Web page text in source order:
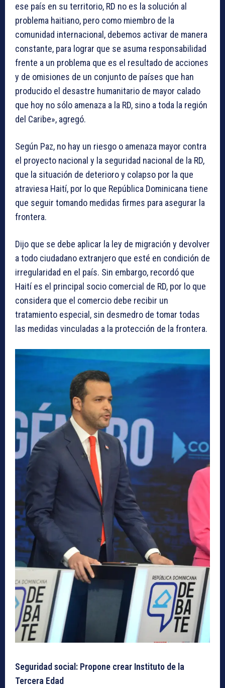
ese país en su territorio, RD no es la solución al
problema haitiano, pero como miembro de la
comunidad internacional, debemos activar de manera
constante, para lograr que se asuma responsabilidad
frente a un problema que es el resultado de acciones
y de omisiones de un conjunto de países que han
producido el desastre humanitario de mayor calado
que hoy no sólo amenaza a la RD, sino a toda la región
del Caribe», agregó.
Según Paz, no hay un riesgo o amenaza mayor contra
el proyecto nacional y la seguridad nacional de la RD,
que la situación de deterioro y colapso por la que
atraviesa Haití, por lo que República Dominicana tiene
que seguir tomando medidas firmes para asegurar la
frontera.
Dijo que se debe aplicar la ley de migración y devolver
a todo ciudadano extranjero que esté en condición de
irregularidad en el país. Sin embargo, recordó que
Haití es el principal socio comercial de RD, por lo que
considera que el comercio debe recibir un
tratamiento especial, sin desmedro de tomar todas
las medidas vinculadas a la protección de la frontera.
Seguridad social: Propone crear Instituto de la
Tercera Edad